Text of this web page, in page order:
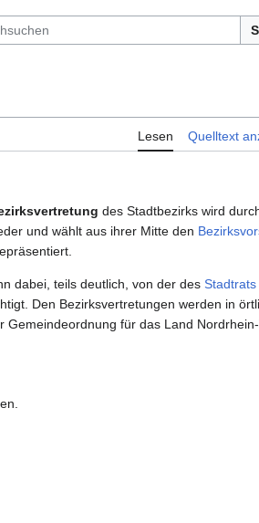
Lesen Quelltext
des Stadtbezirks wird
und wählt aus ihrer Mitte den
dabei, teils deutlich, von der des Stadtrats
Den Bezirksvertretungen werden in
für das Land